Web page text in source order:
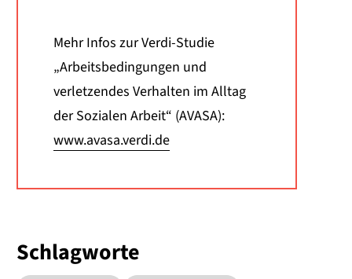
Mehr Infos zur Verdi-Studie
„Arbeitsbedingungen und
verletzendes Verhalten im Alltag
der Sozialen Arbeit“ (AVASA):
www.avasa.verdi.de
Schlagworte